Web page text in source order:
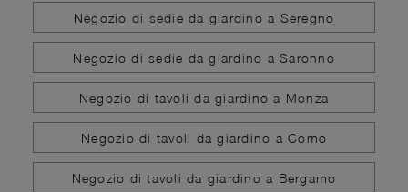
Negozio di sedie da giardino a Seregno
Negozio di sedie da giardino a Saronno
Negozio di tavoli da giardino a Monza
Negozio di tavoli da giardino a Como
Negozio di tavoli da giardino a Bergamo